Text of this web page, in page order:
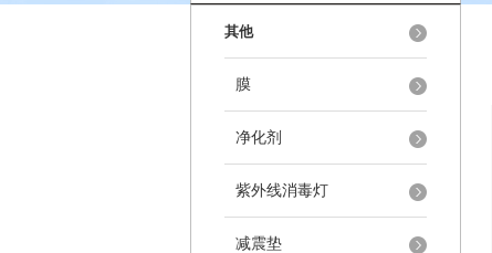
其他
膜
净化剂
紫外线消毒灯
减震垫